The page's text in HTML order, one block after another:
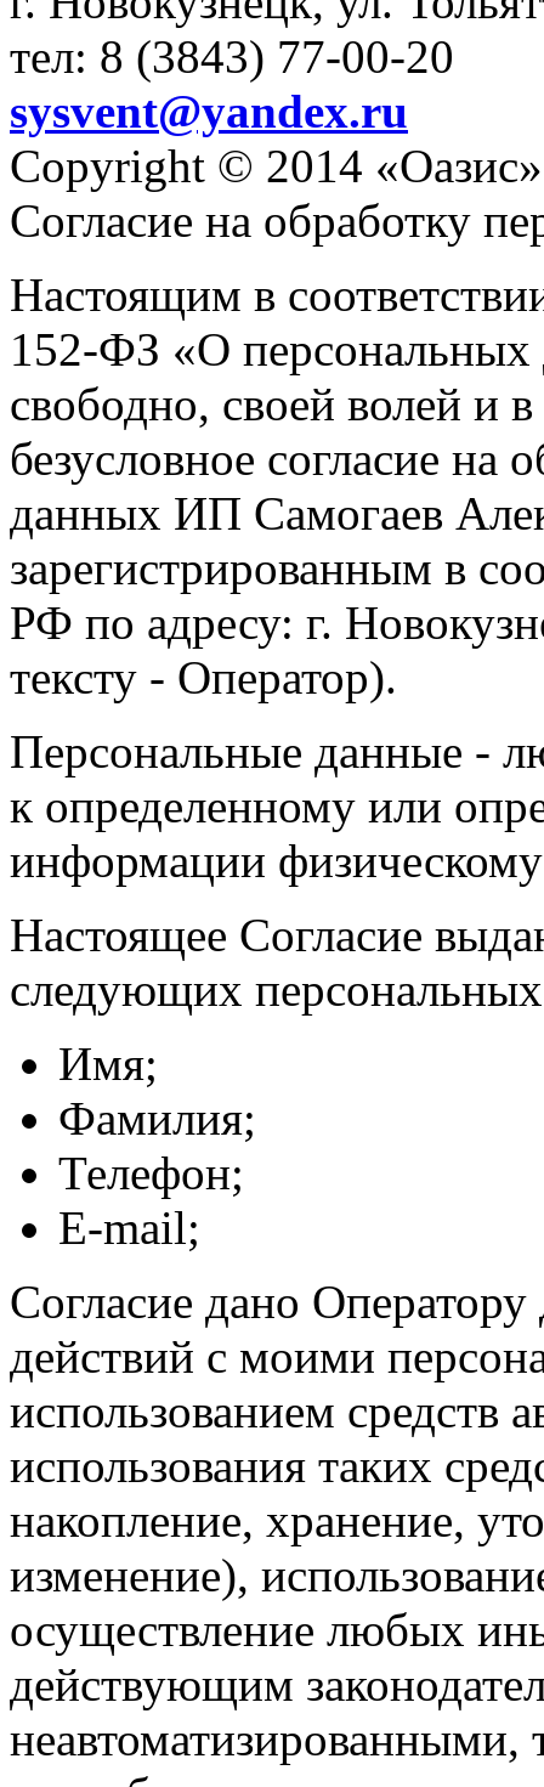
тел: 8 (3843) 77-00-20
sysvent@yandex.ru
Copyright © 2014 «Оазис»
Согласие на обработку
Настоящим в
152-ФЗ «О персональных
свободно, своей волей и
безусловное согласие на
данных ИП Самогаев
зарегистрированным в
РФ по адресу: г.
тексту - Оператор).
Персональные данные -
к определенному или
информации
Настоящее Согласие
следующих
Имя;
Фамилия;
Телефон;
E-mail;
Согласие дано
действий с моими
использованием средств
использования таких
накопление, хранение,
изменение),
осуществление любых
действующим
неавтоматизированными,